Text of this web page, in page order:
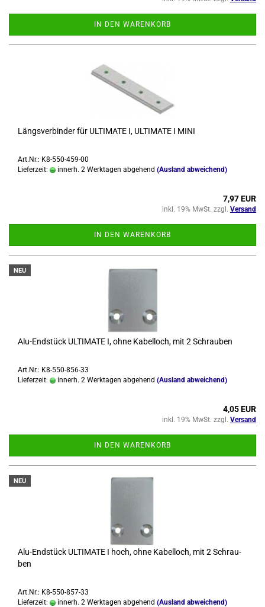
IN DEN WARENKORB
Längs­ver­bin­der für UL­TI­MA­TE I, UL­TI­MA­TE I MINI
Art.Nr.: K8-550-459-00
Lieferzeit:
innerh. 2 Werktagen abgehend (Ausland abweichend)
7,97 EUR
inkl. 19% MwSt. zzgl. Versand
IN DEN WARENKORB
NEU
Alu-​End­stück UL­TI­MA­TE I, ohne Ka­bel­loch, mit 2 Schrau­ben
Art.Nr.: K8-550-856-33
Lieferzeit:
innerh. 2 Werktagen abgehend (Ausland abweichend)
4,05 EUR
inkl. 19% MwSt. zzgl. Versand
IN DEN WARENKORB
NEU
Alu-​End­stück UL­TI­MA­TE I hoch, ohne Ka­bel­loch, mit 2 Schrau­
ben
Art.Nr.: K8-550-857-33
Lieferzeit:
innerh. 2 Werktagen abgehend (Ausland abweichend)